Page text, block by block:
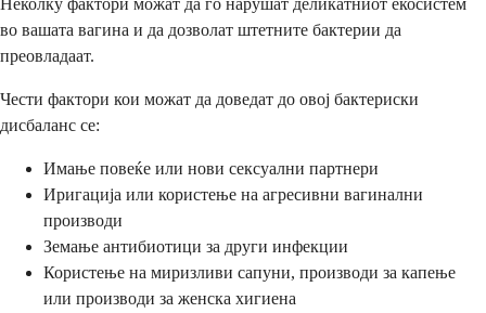
во вашата вагина и да дозволат штетните бактерии да
преовладаат.
Чести фактори кои можат да доведат до овој бактериски
дисбаланс се:
Имање повеќе или нови сексуални партнери
Иригација или користење на агресивни вагинални
производи
Земање антибиотици за други инфекции
Користење на миризливи сапуни, производи за капење
или производи за женска хигиена